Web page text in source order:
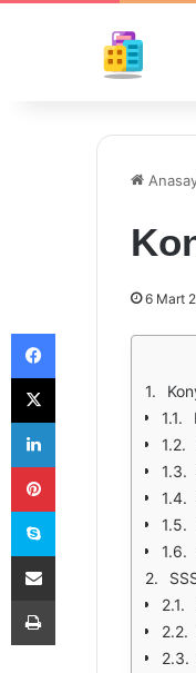
6 Mart
Facebook
X
LinkedIn
Pinterest
Skype
E-Posta ile paylaş